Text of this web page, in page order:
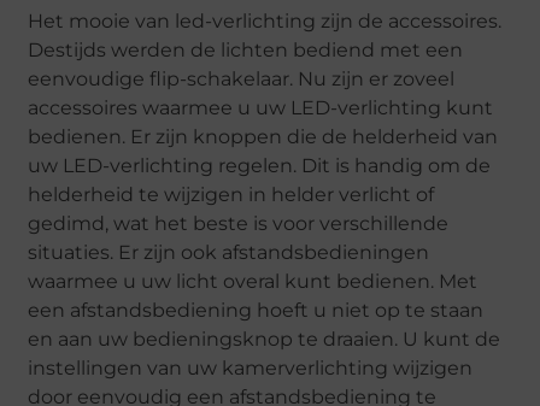
Het mooie van led-verlichting zijn de accessoires.
Destijds werden de lichten bediend met een
eenvoudige flip-schakelaar. Nu zijn er zoveel
accessoires waarmee u uw LED-verlichting kunt
bedienen. Er zijn knoppen die de helderheid van
uw LED-verlichting regelen. Dit is handig om de
helderheid te wijzigen in helder verlicht of
gedimd, wat het beste is voor verschillende
situaties. Er zijn ook afstandsbedieningen
waarmee u uw licht overal kunt bedienen. Met
een afstandsbediening hoeft u niet op te staan ​​
en aan uw bedieningsknop te draaien. U kunt de
instellingen van uw kamerverlichting wijzigen
door eenvoudig een afstandsbediening te